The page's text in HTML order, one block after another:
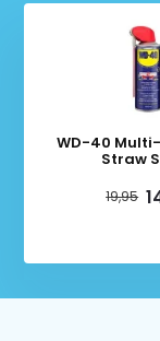
WD-40
Straw
19,95